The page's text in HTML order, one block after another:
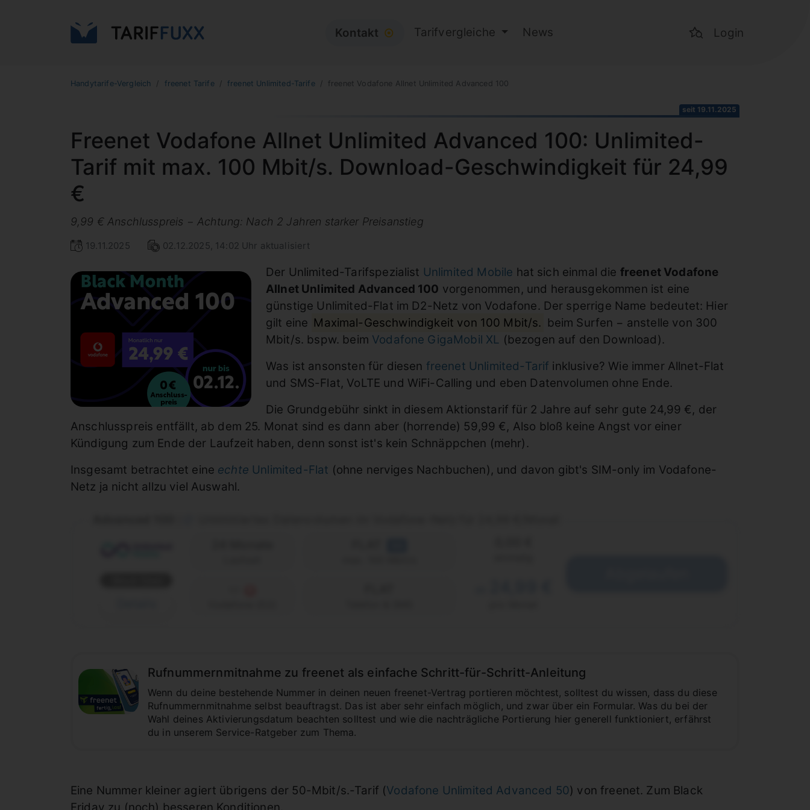
Kontakt ⦿ Tarifvergleiche News Login
Handytarife-Vergleich freenet Tarife freenet Unlimited-Tarife freenet Vodafone Allnet Unlimited Advanced 100
seit 19.11.2025
Freenet Vodafone Allnet Unlimited Advanced 100: Unlimited-
Tarif mit max. 100 Mbit/s. Download-Geschwindigkeit für 24,99
€
9,99 € Anschlusspreis − Achtung: Nach 2 Jahren starker Preisanstieg
19.11.2025 02.12.2025, 14:02 Uhr aktualisiert
Der Unlimited-Tarifspezialist Unlimited Mobile hat sich einmal die freenet Vodafone
Allnet Unlimited Advanced 100 vorgenommen, und herausgekommen ist eine
günstige Unlimited-Flat im D2-Netz von Vodafone. Der sperrige Name bedeutet: Hier
gilt eine Maximal-Geschwindigkeit von 100 Mbit/s. beim Surfen − anstelle von 300
Mbit/s. bspw. beim Vodafone GigaMobil XL (bezogen auf den Download).
Was ist ansonsten für diesen freenet Unlimited-Tarif inklusive? Wie immer Allnet-Flat
und SMS-Flat, VoLTE und WiFi-Calling und eben Datenvolumen ohne Ende.
Die Grundgebühr sinkt in diesem Aktionstarif für 2 Jahre auf sehr gute 24,99 €, der
Anschlusspreis entfällt, ab dem 25. Monat sind es dann aber (horrende) 59,99 €, Also bloß keine Angst vor einer
Kündigung zum Ende der Laufzeit haben, denn sonst ist's kein Schnäppchen (mehr).
Insgesamt betrachtet eine echte Unlimited-Flat (ohne nerviges Nachbuchen), und davon gibt's SIM-only im Vodafone-
Netz ja nicht allzu viel Auswahl.
Rufnummernmitnahme zu freenet als einfache Schritt-für-Schritt-Anleitung
Wenn du deine bestehende Nummer in deinen neuen freenet-Vertrag portieren möchtest, solltest du wissen, dass du diese
Rufnummernmitnahme selbst beauftragst. Das ist aber sehr einfach möglich, und zwar über ein Formular. Was du bei der
Wahl deines Aktivierungsdatum beachten solltest und wie die nachträgliche Portierung hier generell funktioniert, erfährst
du in unserem Service-Ratgeber zum Thema.
Eine Nummer kleiner agiert übrigens der 50-Mbit/s.-Tarif (Vodafone Unlimited Advanced 50) von freenet. Zum Black